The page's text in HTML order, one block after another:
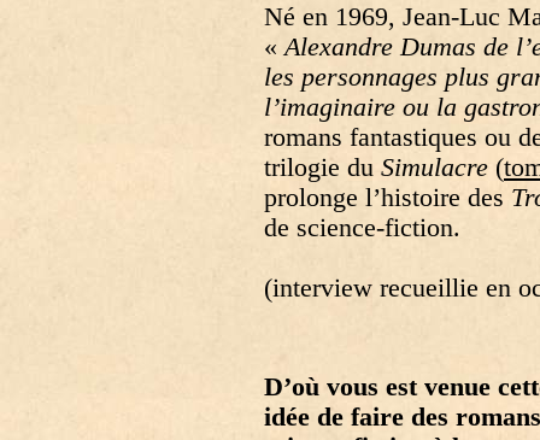
Né en 1969, Jean-Luc
«Alexandre Dumas de
les personnages plus
l’imaginaire ou la
romans fantastiques ou
trilogie du Simulacre (
prolonge l’histoire des
de science-fiction.
(interview recueillie en
D’où vous est venue
idée de faire des